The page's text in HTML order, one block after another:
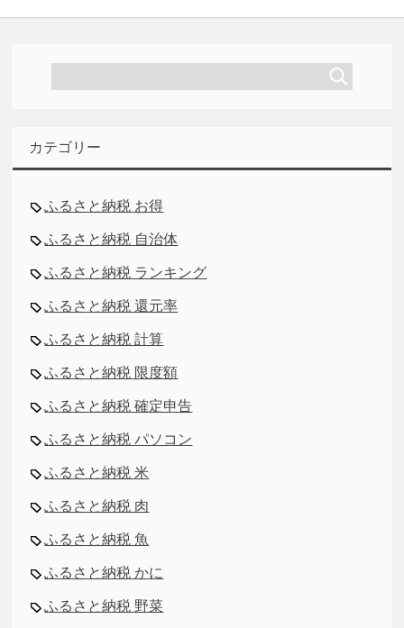
カテゴリー
ふるさと納税 お得
ふるさと納税 自治体
ふるさと納税 ランキング
ふるさと納税 還元率
ふるさと納税 計算
ふるさと納税 限度額
ふるさと納税 確定申告
ふるさと納税 パソコン
ふるさと納税 米
ふるさと納税 肉
ふるさと納税 魚
ふるさと納税 かに
ふるさと納税 野菜